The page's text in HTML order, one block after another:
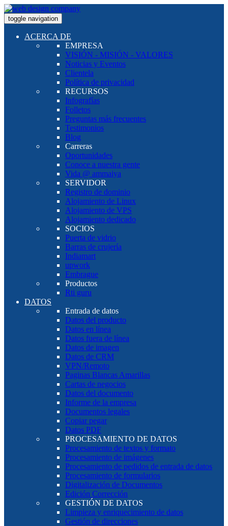
toggle navigation
ACERCA DE
EMPRESA
VISIÓN - MISIÓN - VALORES
Noticias y Eventos
Clientela
Política de privacidad
RECURSOS
Infografías
Folletos
Preguntas más frecuentes
Testimonios
Blog
Carreras
Oportunidades
Conoce a nuestra gente
Vida @ ammaiya
SERVIDOR
Registro de dominio
Alojamiento de Linux
Alojamiento de VPS
Alojamiento dedicado
SOCIOS
Puerta de vidrio
Barras de crujería
Indiamart
upwork
Embrague
Productos
Rti guru
DATOS
Entrada de datos
Datos del producto
Datos en línea
Datos fuera de línea
Datos de imagen
Datos de CRM
VPN/Remoto
Paginas Blancas Amarillas
Cartas de negocios
Datos del documento
Informe de la empresa
Documentos legales
Copiar pegar
Datos PDF
PROCESAMIENTO DE DATOS
Procesamiento de textos y formato
Procesamiento de imágenes
Procesamiento de pedidos de entrada de datos
Procesamiento de formularios
Digitalización de Documentos
Edición Corrección
GESTIÓN DE DATOS
Limpieza y enriquecimiento de datos
Gestión de direcciones